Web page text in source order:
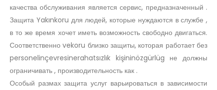
качества обслуживания является сервис, предназначенный .
Защита Yakınkoru для людей, которые нуждаются в службе ,
в то же время хочет иметь возможность свободно двигаться.
Соответственно vekoru близко защиты, которая работает без
personelinçevresinerahatsızlık kişininözgürlüg не должны
ограничивать , производительность как .
Особый размах защита услуг варьироваться в зависимости